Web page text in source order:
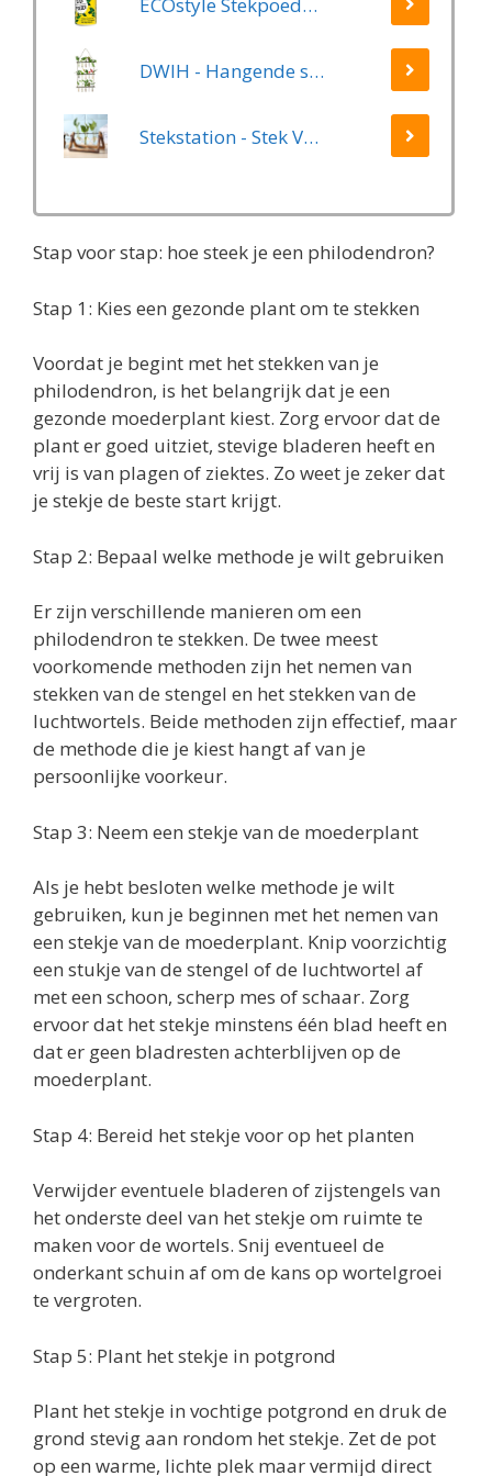
DWIH - Hangende stekjes boom - Geschikt voor 15 stekjes, bloemen, waterplanten (Hydroponie)
Stekstation - Stek Vaasjes - 3 Glazen Vaasjes - Planten Stekken - Stek Glaasjes - Hydrocultuur
Stap voor stap: hoe steek je een philodendron?
Stap 1: Kies een gezonde plant om te stekken
Voordat je begint met het stekken van je
philodendron, is het belangrijk dat je een
gezonde moederplant kiest. Zorg ervoor dat de
plant er goed uitziet, stevige bladeren heeft en
vrij is van plagen of ziektes. Zo weet je zeker dat
je stekje de beste start krijgt.
Stap 2: Bepaal welke methode je wilt gebruiken
Er zijn verschillende manieren om een
philodendron te stekken. De twee meest
voorkomende methoden zijn het nemen van
stekken van de stengel en het stekken van de
luchtwortels. Beide methoden zijn effectief, maar
de methode die je kiest hangt af van je
persoonlijke voorkeur.
Stap 3: Neem een stekje van de moederplant
Als je hebt besloten welke methode je wilt
gebruiken, kun je beginnen met het nemen van
een stekje van de moederplant. Knip voorzichtig
een stukje van de stengel of de luchtwortel af
met een schoon, scherp mes of schaar. Zorg
ervoor dat het stekje minstens één blad heeft en
dat er geen bladresten achterblijven op de
moederplant.
Stap 4: Bereid het stekje voor op het planten
Verwijder eventuele bladeren of zijstengels van
het onderste deel van het stekje om ruimte te
maken voor de wortels. Snij eventueel de
onderkant schuin af om de kans op wortelgroei
te vergroten.
Stap 5: Plant het stekje in potgrond
Plant het stekje in vochtige potgrond en druk de
grond stevig aan rondom het stekje. Zet de pot
op een warme, lichte plek maar vermijd direct